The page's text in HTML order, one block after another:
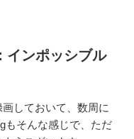
インポッシブル
しておいて、数周に
もそんな感じで、ただ